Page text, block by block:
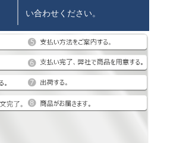
い合わせください。